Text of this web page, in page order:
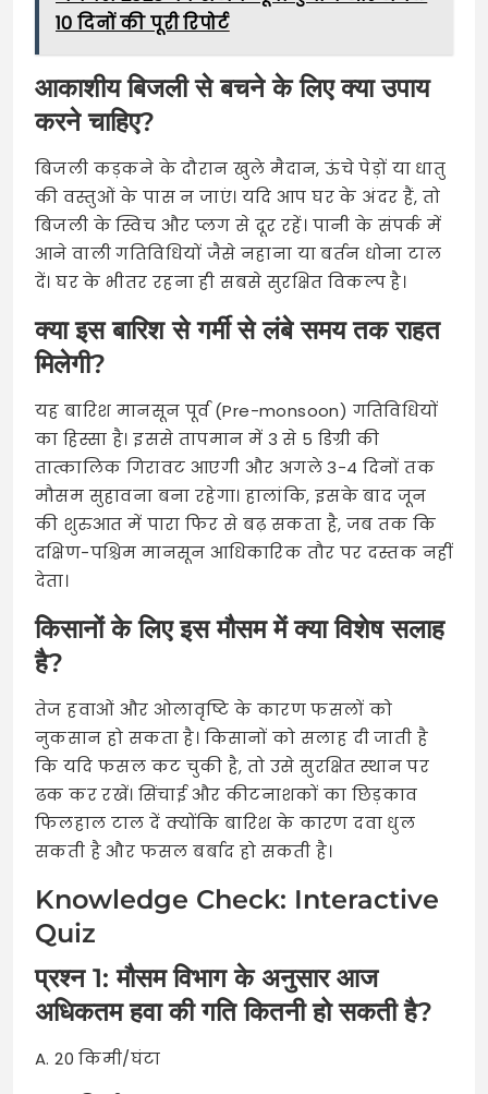
10 दिनों की पूरी रिपोर्ट
आकाशीय बिजली से बचने के लिए क्या उपाय
करने चाहिए?
बिजली कड़कने के दौरान खुले मैदान, ऊंचे पेड़ों या धातु
की वस्तुओं के पास न जाएं। यदि आप घर के अंदर हैं, तो
बिजली के स्विच और प्लग से दूर रहें। पानी के संपर्क में
आने वाली गतिविधियों जैसे नहाना या बर्तन धोना टाल
दें। घर के भीतर रहना ही सबसे सुरक्षित विकल्प है।
क्या इस बारिश से गर्मी से लंबे समय तक राहत
मिलेगी?
यह बारिश मानसून पूर्व (Pre-monsoon) गतिविधियों
का हिस्सा है। इससे तापमान में 3 से 5 डिग्री की
तात्कालिक गिरावट आएगी और अगले 3-4 दिनों तक
मौसम सुहावना बना रहेगा। हालांकि, इसके बाद जून
की शुरुआत में पारा फिर से बढ़ सकता है, जब तक कि
दक्षिण-पश्चिम मानसून आधिकारिक तौर पर दस्तक नहीं
देता।
किसानों के लिए इस मौसम में क्या विशेष सलाह
है?
तेज हवाओं और ओलावृष्टि के कारण फसलों को
नुकसान हो सकता है। किसानों को सलाह दी जाती है
कि यदि फसल कट चुकी है, तो उसे सुरक्षित स्थान पर
ढक कर रखें। सिंचाई और कीटनाशकों का छिड़काव
फिलहाल टाल दें क्योंकि बारिश के कारण दवा धुल
सकती है और फसल बर्बाद हो सकती है।
Knowledge Check: Interactive
Quiz
प्रश्न 1: मौसम विभाग के अनुसार आज
अधिकतम हवा की गति कितनी हो सकती है?
A. 20 किमी/घंटा